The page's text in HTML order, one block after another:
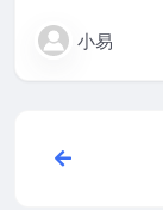
小易